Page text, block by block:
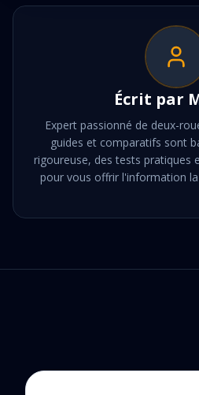
Écrit par
Expert passionné de deux-
guides et comparatifs sont
rigoureuse, des tests pratiques
pour vous offrir l'information